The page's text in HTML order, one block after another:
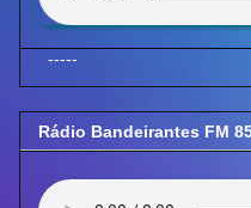
-----
Rádio Bandeirantes FM